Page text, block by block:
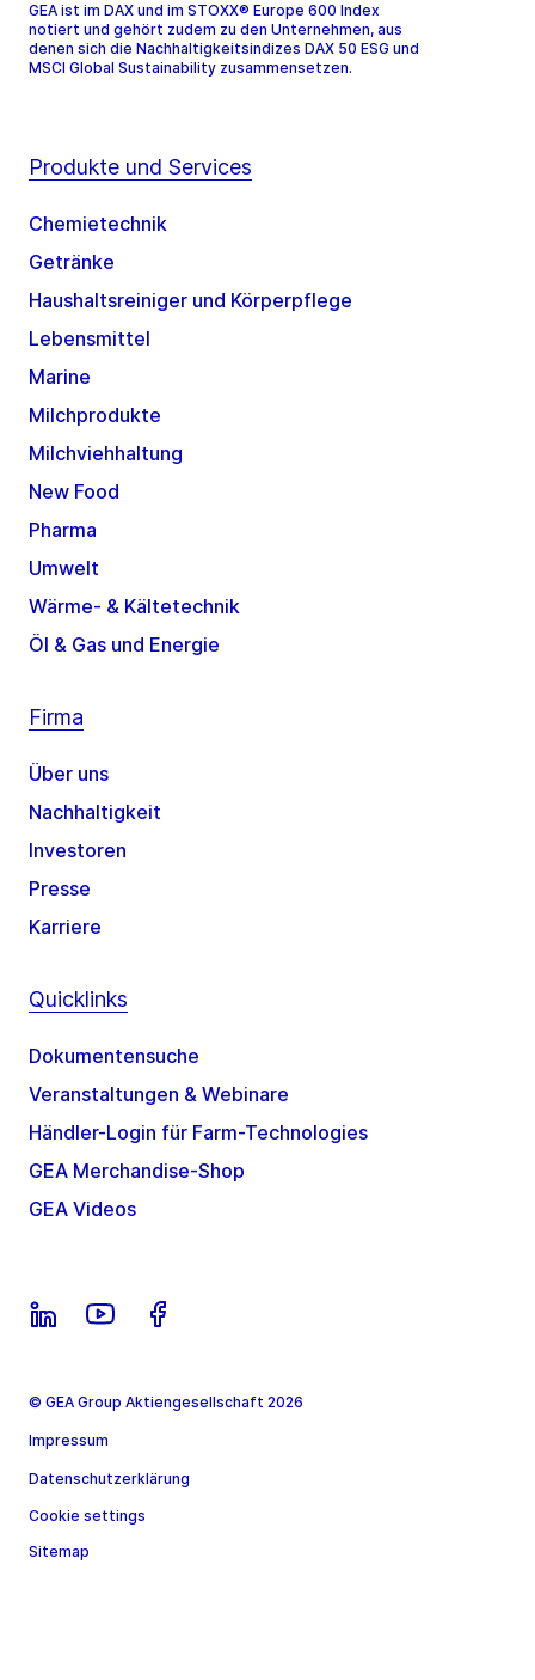
GEA ist im DAX und im STOXX® Europe 600 Index
notiert und gehört zudem zu den Unternehmen, aus
denen sich die Nachhaltigkeitsindizes DAX 50 ESG und
MSCI Global Sustainability zusammensetzen.
Produkte und Services
Chemietechnik
Getränke
Haushaltsreiniger und Körperpflege
Lebensmittel
Marine
Milchprodukte
Milchviehhaltung
New Food
Pharma
Umwelt
Wärme- & Kältetechnik
Öl & Gas und Energie
Firma
Über uns
Nachhaltigkeit
Investoren
Presse
Karriere
Quicklinks
Dokumentensuche
Veranstaltungen & Webinare
Händler-Login für Farm-Technologies
GEA Merchandise-Shop
GEA Videos
© GEA Group Aktiengesellschaft 2026
Impressum
Datenschutzerklärung
Cookie settings
Sitemap